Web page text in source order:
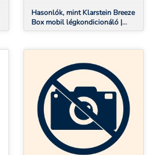
Hasonlók, mint Klarstein Breeze
Box mobil légkondicionáló |
11000 BTU | 32 cm | 51 m² | A